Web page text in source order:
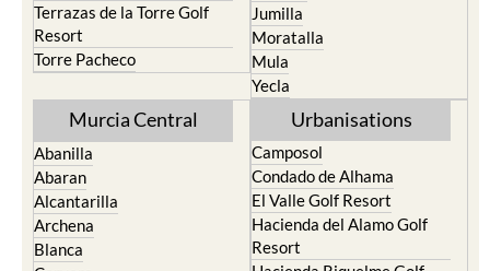
Terrazas de la Torre Golf
Resort
Torre Pacheco
Jumilla
Moratalla
Mula
Yecla
Murcia Central
Abanilla
Abaran
Alcantarilla
Archena
Blanca
Urbanisations
Camposol
Condado de Alhama
El Valle Golf Resort
Hacienda del Alamo Golf
Resort